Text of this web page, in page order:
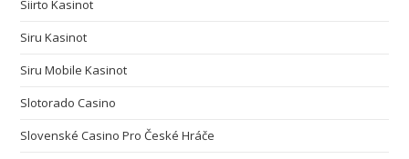
Siirto Kasinot
Siru Kasinot
Siru Mobile Kasinot
Slotorado Casino
Slovenské Casino Pro České Hráče